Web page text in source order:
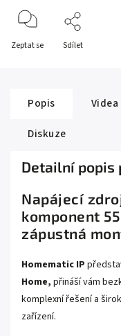
Zeptat se Sdílet
Popis Videa
Diskuze
Detailní popis
Napájecí
komponent
zápustná
Homematic IP
Home, přináší vám
komplexní řešení a
zařízení.